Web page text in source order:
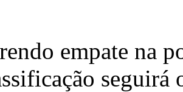
empate na
seguirá